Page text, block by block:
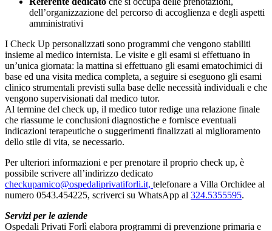
dell’organizzazione del percorso di accoglienza e degli aspetti
amministrativi
I Check Up personalizzati sono programmi che vengono stabiliti
insieme al medico internista. Le visite e gli esami si effettuano in
un’unica giornata: la mattina si effettuano gli esami ematochimici di
base ed una visita medica completa, a seguire si eseguono gli esami
clinico strumentali previsti sulla base delle necessità individuali e che
vengono supervisionati dal medico tutor.
Al termine del check up, il medico tutor redige una relazione finale
che riassume le conclusioni diagnostiche e fornisce eventuali
indicazioni terapeutiche o suggerimenti finalizzati al miglioramento
dello stile di vita, se necessario.
Per ulteriori informazioni e per prenotare il proprio check up, è
possibile scrivere all’indirizzo dedicato
checkupamico@ospedaliprivatiforli.it, telefonare a Villa Orchidee al
numero 0543.454225, scriverci su WhatsApp al 324.5355595.
Servizi per le aziende
Ospedali Privati Forlì elabora programmi di prevenzione primaria e